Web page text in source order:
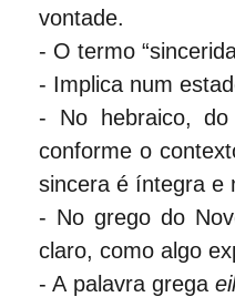
vontade.
- O termo
- Implica num
- No hebraico, do
conforme o
sincera é íntegra e
- No grego do
claro, como algo
- A palavra grega